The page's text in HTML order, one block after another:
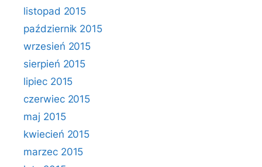
listopad 2015
październik 2015
wrzesień 2015
sierpień 2015
lipiec 2015
czerwiec 2015
maj 2015
kwiecień 2015
marzec 2015